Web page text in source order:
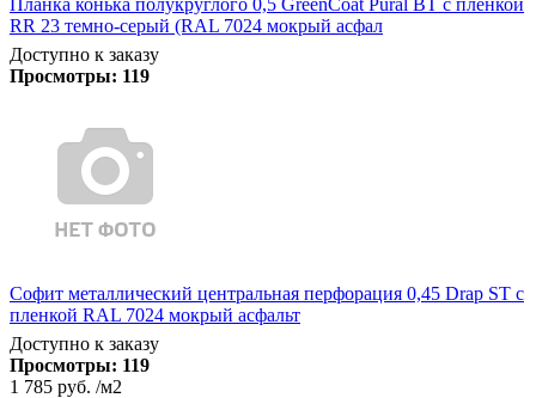
RR 23 темно-серый (RAL 7024 мокрый асфал
Доступно к заказу
Просмотры: 119
Софит металлический центральная перфорация 0,45 Drap ST с
пленкой RAL 7024 мокрый асфальт
Доступно к заказу
Просмотры: 119
1 785 руб. /м2